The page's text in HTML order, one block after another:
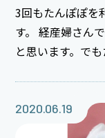
3回もたんぽぽを
す。 経産婦さんですが、進みがゆっくりでヤキモキした
と思います。で
へ・・・ママ、
が切ったので動
2020.06.19